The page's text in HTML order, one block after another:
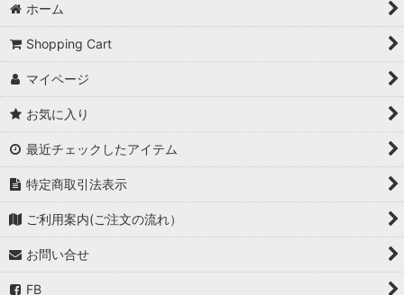
ホーム
Shopping Cart
マイページ
お気に入り
最近チェックしたアイテム
特定商取引法表示
ご利用案内(ご注文の流れ）
お問い合せ
FB